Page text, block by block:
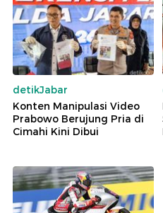
detikJabar
Konten Manipulasi Video
Prabowo Berujung Pria di
Cimahi Kini Dibui